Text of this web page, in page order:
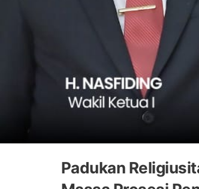
Padukan